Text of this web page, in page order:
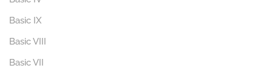
Basic IX
Basic VIII
Basic VII